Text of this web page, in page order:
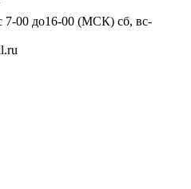
7-00 до16-00 (МСК) сб, вс-